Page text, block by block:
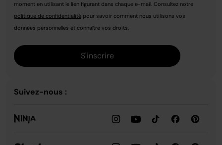
moment en utilisant le lien figurant dans chaque e-mail. Consultez notre
politique de confidentialité pour savoir comment nous utilisons vos
données personnelles et connaître vos droits.
S'inscrire
Suivez-nous :